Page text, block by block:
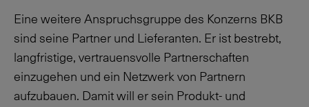
Eine weitere Anspruchsgruppe des Konzerns BKB
sind seine Partner und Lieferanten. Er ist bestrebt,
langfristige, vertrauensvolle Partnerschaften
einzugehen und ein Netzwerk von Partnern
aufzubauen. Damit will er sein Produkt- und